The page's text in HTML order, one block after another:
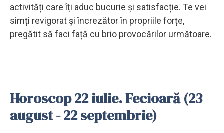
activități care îți aduc bucurie și satisfacție. Te vei
simți revigorat și încrezător în propriile forțe,
pregătit să faci față cu brio provocărilor următoare.
Horoscop 22 iulie. Fecioară (23
august - 22 septembrie)